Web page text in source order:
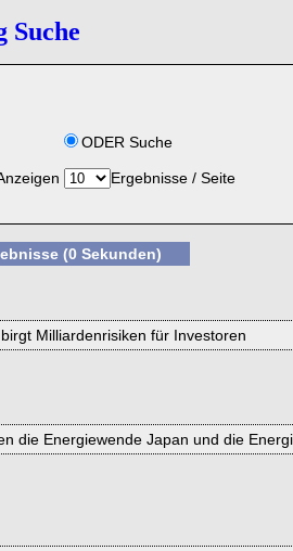
Suche
ODER Suche
Ergebnisse / Seite
(0 Sekunden)
Milliardenrisiken für Investoren
die Energiewende Japan und die